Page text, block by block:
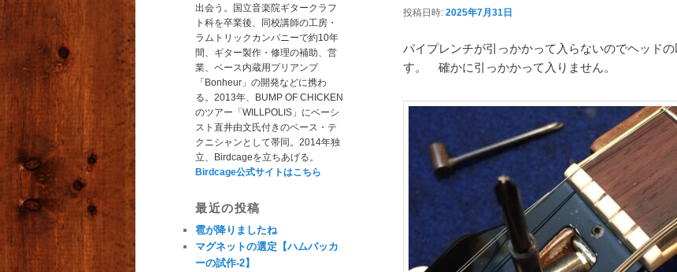
投稿日時: 2025年7月31日
パイプレンチが引っかかって入らないのでヘッド
す。 確かに引っかかって入りません。
出会う。国立音楽院ギタークラフ
ト科を卒業後、同校講師の工房・
ラムトリックカンパニーで約10年
間、ギター製作・修理の補助、営
業、ベース内蔵用プリアンプ
「Bonheur」の開発などに携わ
る。2013年、BUMP OF CHICKEN
のツアー「WILLPOLIS」にベーシ
スト直井由文氏付きのベース・テ
クニシャンとして帯同。2014年独
立、Birdcageを立ちあげる。
Birdcage公式サイトはこちら
最近の投稿
雹が降りましたね
マグネットの選定【ハムバッカ
ーの試作-2】